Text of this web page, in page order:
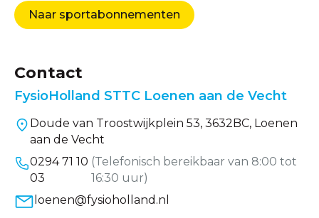
Naar sportabonnementen
Contact
FysioHolland STTC Loenen aan de Vecht
Doude van Troostwijkplein 53, 3632BC, Loenen
aan de Vecht
0294 71 10
03
(Telefonisch bereikbaar van 8:00 tot
16:30 uur)
loenen@fysioholland.nl